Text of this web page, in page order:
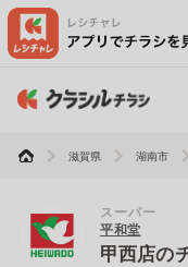
滋賀県 湖南市
スーパー
平和堂
甲西店の